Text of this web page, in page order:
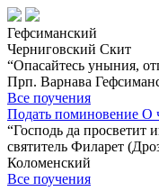
Гефсиманский
Черниговский Скит
“Опасайтесь уныния,
Прп. Варнава
Все поучения
Подать поминовение О
“Господь да
святитель Филарет
Коломенский
Все поучения